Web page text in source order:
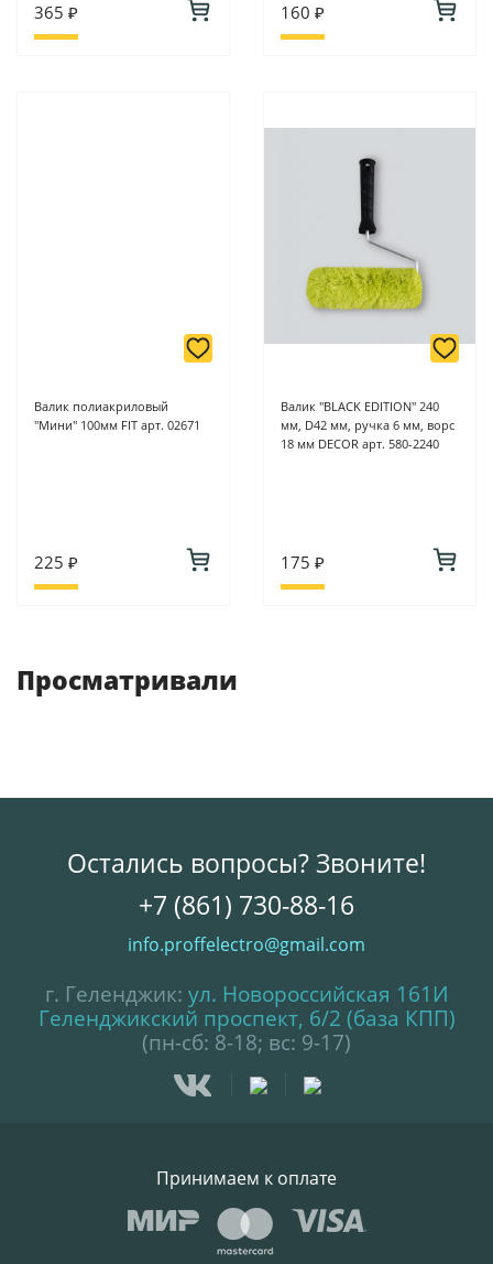
365 ₽ 160 ₽
Валик полиакриловый
"Мини" 100мм FIT арт. 02671
225 ₽
Валик "BLACK EDITION" 240
мм, D42 мм, ручка 6 мм, ворс
18 мм DECOR арт. 580-2240
175 ₽
Просматривали
Остались вопросы? Звоните!
+7 (861) 730-88-16
info.proffelectro@gmail.com
г. Геленджик: ул. Новороссийская 161И
Геленджикский проспект, 6/2 (база КПП)
(пн-сб: 8-18; вс: 9-17)
Принимаем к оплате